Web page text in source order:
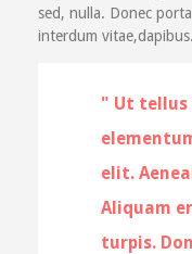
sed, nulla. Donec
interdum vitae,dapibus.
Ut tellus
elit.
Aliquam
turpis.